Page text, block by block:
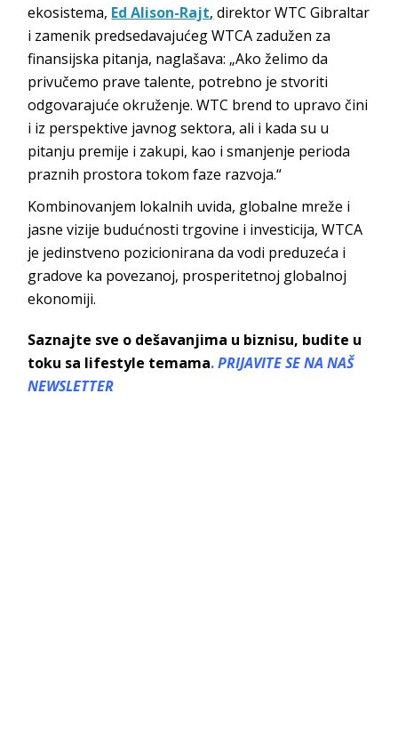
ekosistema, Ed Alison-Rajt, direktor WTC Gibraltar
i zamenik predsedavajućeg WTCA zadužen za
finansijska pitanja, naglašava: „Ako želimo da
privučemo prave talente, potrebno je stvoriti
odgovarajuće okruženje. WTC brend to upravo čini
i iz perspektive javnog sektora, ali i kada su u
pitanju premije i zakupi, kao i smanjenje perioda
praznih prostora tokom faze razvoja.“
Kombinovanjem lokalnih uvida, globalne mreže i
jasne vizije budućnosti trgovine i investicija, WTCA
je jedinstveno pozicionirana da vodi preduzeća i
gradove ka povezanoj, prosperitetnoj globalnoj
ekonomiji.
Saznajte sve o dešavanjima u biznisu, budite u
toku sa lifestyle temama.PRIJAVITE SE NA NAŠ
NEWSLETTER